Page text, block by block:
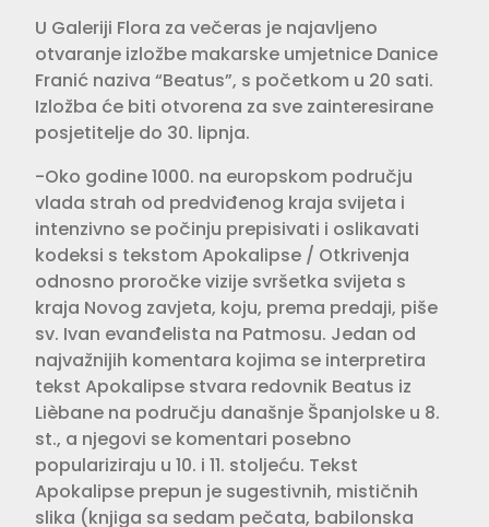
U Galeriji Flora za večeras je najavljeno
otvaranje izložbe makarske umjetnice Danice
Franić naziva “Beatus”, s početkom u 20 sati.
Izložba će biti otvorena za sve zainteresirane
posjetitelje do 30. lipnja.
-Oko godine 1000. na europskom području
vlada strah od predviđenog kraja svijeta i
intenzivno se počinju prepisivati i oslikavati
kodeksi s tekstom Apokalipse / Otkrivenja
odnosno proročke vizije svršetka svijeta s
kraja Novog zavjeta, koju, prema predaji, piše
sv. Ivan evanđelista na Patmosu. Jedan od
najvažnijih komentara kojima se interpretira
tekst Apokalipse stvara redovnik Beatus iz
Lièbane na području današnje Španjolske u 8.
st., a njegovi se komentari posebno
populariziraju u 10. i 11. stoljeću. Tekst
Apokalipse prepun je sugestivnih, mističnih
slika (knjiga sa sedam pečata, babilonska